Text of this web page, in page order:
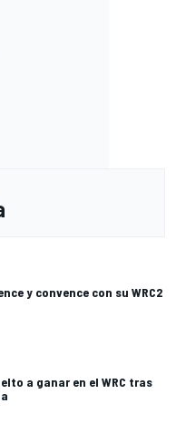
y convence con su WRC2
a ganar en el WRC tras